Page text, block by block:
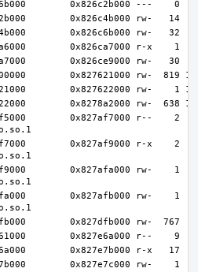
0x827af7000 r--    2
0x827af9000 r-x    2
0x827afa000 rw-    1
0x827afb000 rw-    1